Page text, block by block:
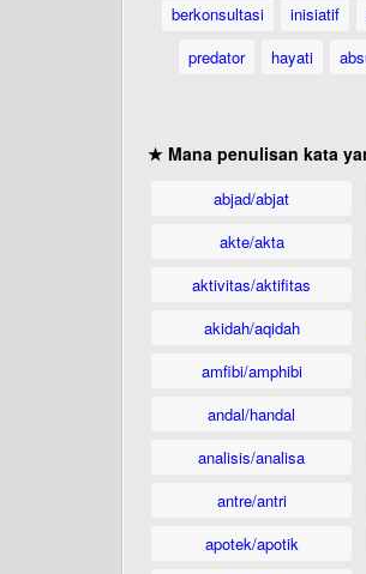
berkonsultasi
inisiatif
predator
hayati
★ Mana penulisan kata
abjad/abjat
akte/akta
aktivitas/aktifitas
akidah/aqidah
amfibi/amphibi
andal/handal
analisis/analisa
antre/antri
apotek/apotik